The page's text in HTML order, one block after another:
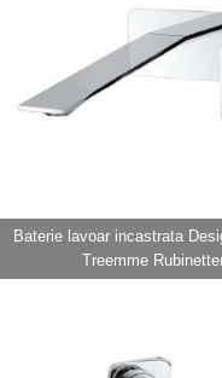
Baterie lavoar incastrata
Treemme